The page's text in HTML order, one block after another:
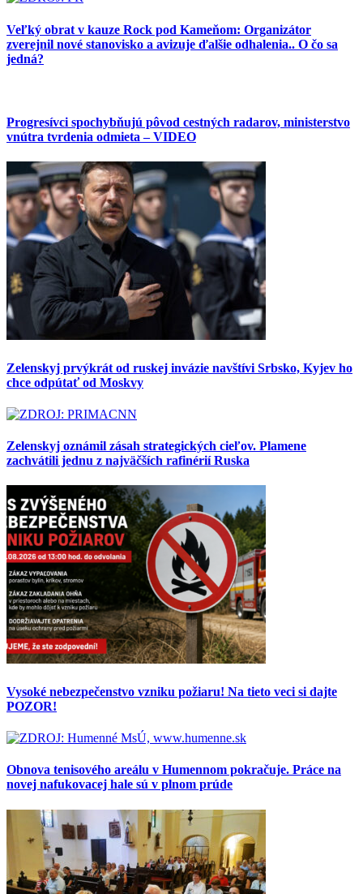
Veľký obrat v kauze Rock pod Kameňom: Organizátor
zverejnil nové stanovisko a avizuje ďalšie odhalenia.. O čo sa
jedná?
Progresívci spochybňujú pôvod cestných radarov, ministerstvo
vnútra tvrdenia odmieta – VIDEO
Zelenskyj prvýkrát od ruskej invázie navštívi Srbsko, Kyjev ho
chce odpútať od Moskvy
Zelenskyj oznámil zásah strategických cieľov. Plamene
zachvátili jednu z najväčších rafinérií Ruska
Vysoké nebezpečenstvo vzniku požiaru! Na tieto veci si dajte
POZOR!
Obnova tenisového areálu v Humennom pokračuje. Práce na
novej nafukovacej hale sú v plnom prúde